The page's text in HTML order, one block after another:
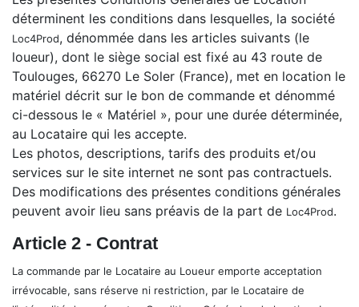
déterminent les conditions dans lesquelles, la société
Loc4Prod, dénommée dans les articles suivants (le
loueur), dont le siège social est fixé au 43 route de
Toulouges, 66270 Le Soler (France), met en location le
matériel décrit sur le bon de commande et dénommé
ci-dessous le « Matériel », pour une durée déterminée,
au Locataire qui les accepte.
Les photos, descriptions, tarifs des produits et/ou
services sur le site internet ne sont pas contractuels.
Des modifications des présentes conditions générales
peuvent avoir lieu sans préavis de la part de Loc4Prod.
Article 2 - Contrat
La commande par le Locataire au Loueur emporte acceptation
irrévocable, sans réserve ni restriction, par le Locataire de